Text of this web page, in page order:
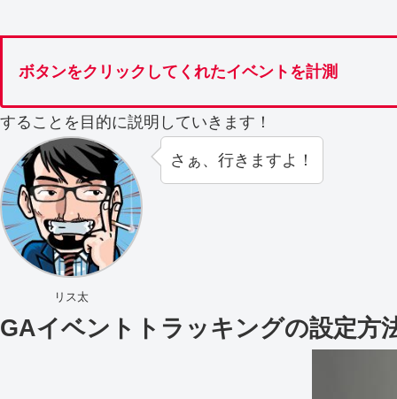
ボタンをクリックしてくれたイベントを計測
することを目的に説明していきます！
リス太
さぁ、行きますよ！
GAイベントトラッキングの設定方